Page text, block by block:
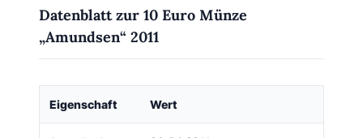
Datenblatt zur 10 Euro Münze
„Amundsen“ 2011
Eigenschaft Wert